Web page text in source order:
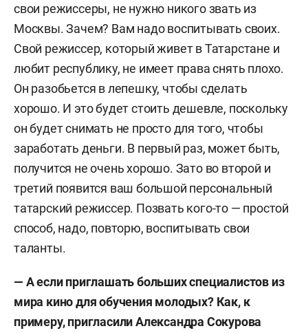
свои режиссеры, не нужно никого звать из
Москвы. Зачем? Вам надо воспитывать своих.
Свой режиссер, который живет в Татарстане и
любит республику, не имеет права снять плохо.
Он разобьется в лепешку, чтобы сделать
хорошо. И это будет стоить дешевле, поскольку
он будет снимать не просто для того, чтобы
заработать деньги. В первый раз, может быть,
получится не очень хорошо. Зато во второй и
третий появится ваш большой персональный
татарский режиссер. Позвать кого-то — простой
способ, надо, повторю, воспитывать свои
таланты.
— А если приглашать больших специалистов из
мира кино для обучения молодых? Как, к
примеру, пригласили Александра Сокурова